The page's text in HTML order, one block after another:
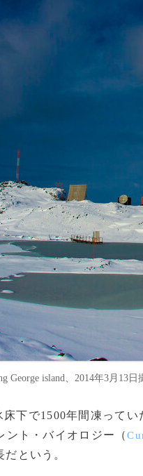
George island、2014年3月13
床下で1500年間凍って
ント・バイオロジー（
という。